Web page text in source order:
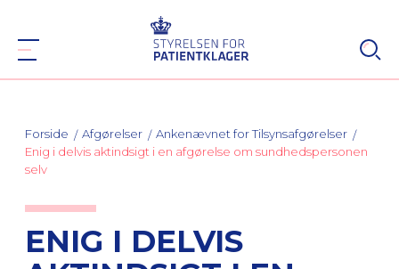
Forside Afgørelser
Ankenævnet for Tilsynsafgørelser
Enig i delvis aktindsigt i en afgørelse om sundhedspersonen
selv
ENIG I DELVIS